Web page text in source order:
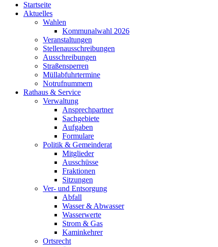
Startseite
Aktuelles
Wahlen
Kommunalwahl 2026
Veranstaltungen
Stellenausschreibungen
Ausschreibungen
Straßensperren
Müllabfuhrtermine
Notrufnummern
Rathaus & Service
Verwaltung
Ansprechpartner
Sachgebiete
Aufgaben
Formulare
Politik & Gemeinderat
Mitglieder
Ausschüsse
Fraktionen
Sitzungen
Ver- und Entsorgung
Abfall
Wasser & Abwasser
Wasserwerte
Strom & Gas
Kaminkehrer
Ortsrecht